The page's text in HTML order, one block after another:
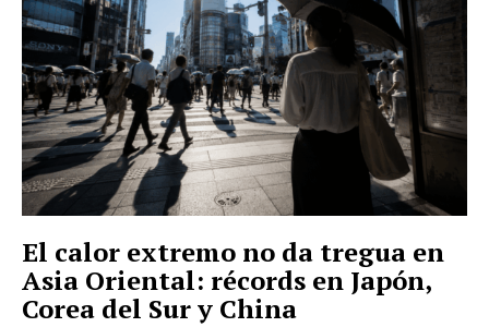
El calor extremo no da tregua en
Asia Oriental: récords en Japón,
Corea del Sur y China